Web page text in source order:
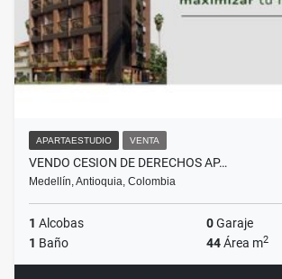
APARTAESTUDIO VENTA
VENDO CESION DE DERECHOS AP…
Medellín, Antioquia, Colombia
1 Alcobas 0Garaje
1 Baño 44Área m2